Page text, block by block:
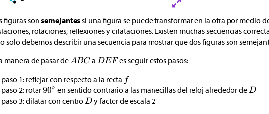
figuras son semejantessi una figura se puede transformar en la otra por medio
rotaciones, reflexiones y dilataciones. Existen muchas secuencias
solo debemos describir una secuencia para mostrar que dos figuras son
manera de pasar de
a
es seguir estos pasos:
paso 1: reflejar con respecto a la recta
paso 2: rotar
en sentido contrario a las manecillas del reloj alrededor de
paso 3: dilatar con centro
y factor de escala 2